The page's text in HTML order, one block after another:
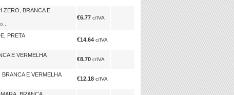
ZERO, BRANCA E
€6.77 c/IVA
PRETA
€14.64 c/IVA
E VERMELHA
€8.70 c/IVA
E VERMELHA
€12.18 c/IVA